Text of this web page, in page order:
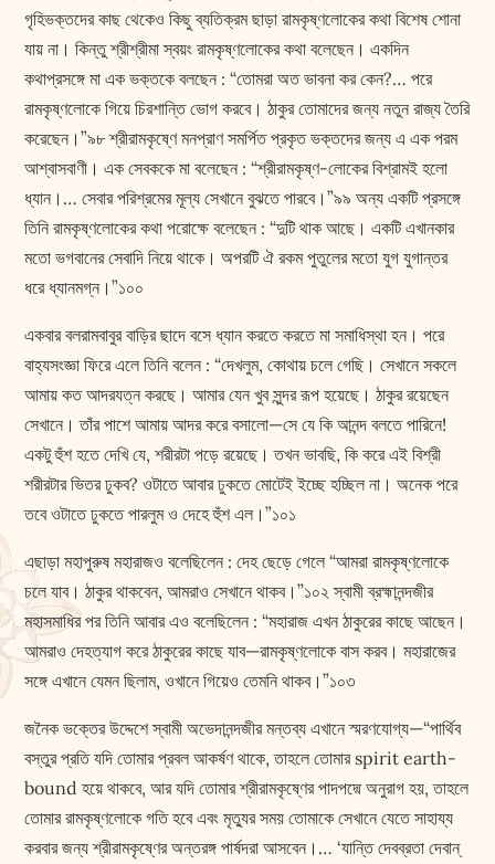
গৃহিভক্তদের কাছ থেকেও কিছু ব্যতিক্রম ছাড়া রামকৃষ্ণলোকের কথা বিশেষ শোনা
যায় না। কিন্তু শ্রীশ্রীমা স্বয়ং রামকৃষ্ণলোকের কথা বলেছেন। একদিন
কথাপ্রসঙ্গে মা এক ভক্তকে বলছেন : “তোমরা অত ভাবনা কর কেন?… পরে
রামকৃষ্ণলোকে গিয়ে চিরশান্তি ভোগ করবে। ঠাকুর তোমাদের জন্য নতুন রাজ্য তৈরি
করেছেন।”৯৮ শ্রীরামকৃষ্ণে মনপ্রাণ সমর্পিত প্রকৃত ভক্তদের জন্য এ এক পরম
আশ্বাসবাণী। এক সেবককে মা বলেছেন : “শ্রীরামকৃষ্ণ-লোকের বিশ্রামই হলো
ধ্যান।… সেবার পরিশ্রমের মূল্য সেখানে বুঝতে পারবে।”৯৯ অন্য একটি প্রসঙ্গে
তিনি রামকৃষ্ণলোকের কথা পরোক্ষে বলেছেন : “দুটি থাক আছে। একটি এখানকার
মতো ভগবানের সেবাদি নিয়ে থাকে। অপরটি ঐ রকম পুতুলের মতো যুগ যুগান্তর
ধরে ধ্যানমগ্ন।”১০০
একবার বলরামবাবুর বাড়ির ছাদে বসে ধ্যান করতে করতে মা সমাধিস্থা হন। পরে
বাহ্যসংজ্ঞা ফিরে এলে তিনি বলেন : “দেখলুম, কোথায় চলে গেছি। সেখানে সকলে
আমায় কত আদরযত্ন করছে। আমার যেন খুব সুন্দর রূপ হয়েছে। ঠাকুর রয়েছেন
সেখানে। তাঁর পাশে আমায় আদর করে বসালো—সে যে কি আনন্দ বলতে পারিনে!
একটু হুঁশ হতে দেখি যে, শরীরটা পড়ে রয়েছে। তখন ভাবছি, কি করে এই বিশ্রী
শরীরটার ভিতর ঢুকব? ওটাতে আবার ঢুকতে মোটেই ইচ্ছে হচ্ছিল না। অনেক পরে
তবে ওটাতে ঢুকতে পারলুম ও দেহে হুঁশ এল।”১০১
এছাড়া মহাপুরুষ মহারাজও বলেছিলেন : দেহ ছেড়ে গেলে “আমরা রামকৃষ্ণলোকে
চলে যাব। ঠাকুর থাকবেন, আমরাও সেখানে থাকব।”১০২ স্বামী ব্রহ্মানন্দজীর
মহাসমাধির পর তিনি আবার এও বলেছিলেন : “মহারাজ এখন ঠাকুরের কাছে আছেন।
আমরাও দেহত্যাগ করে ঠাকুরের কাছে যাব—রামকৃষ্ণলোকে বাস করব। মহারাজের
সঙ্গে এখানে যেমন ছিলাম, ওখানে গিয়েও তেমনি থাকব।”১০৩
জনৈক ভক্তের উদ্দেশে স্বামী অভেদানন্দজীর মন্তব্য এখানে স্মরণযোগ্য—“পার্থিব
বস্তুর প্রতি যদি তোমার প্রবল আকর্ষণ থাকে, তাহলে তোমার spirit earth-
bound হয়ে থাকবে, আর যদি তোমার শ্রীরামকৃষ্ণের পাদপদ্মে অনুরাগ হয়, তাহলে
তোমার রামকৃষ্ণলোকে গতি হবে এবং মৃত্যুর সময় তোমাকে সেখানে যেতে সাহায্য
করবার জন্য শ্রীরামকৃষ্ণের অন্তরঙ্গ পার্ষদরা আসবেন।… ‘যান্তি দেবব্রতা দেবান্‌